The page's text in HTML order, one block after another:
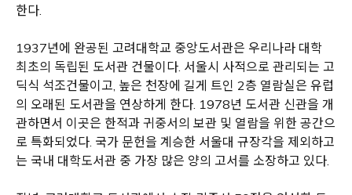
한다.
1937년에 완공된 고려대학교 중앙도서관은 우리나라 대학
최초의 독립된 도서관 건물이다. 서울시 사적으로 관리되는 고
딕식 석조건물이고, 높은 천장에 길게 트인 2층 열람실은 유럽
의 오래된 도서관을 연상하게 한다. 1978년 도서관 신관을 개
관하면서 이곳은 한적과 귀중서의 보관 및 열람을 위한 공간으
로 특화되었다. 국가 문헌을 계승한 서울대 규장각을 제외하고
는 국내 대학도서관 중 가장 많은 양의 고서를 소장하고 있다.